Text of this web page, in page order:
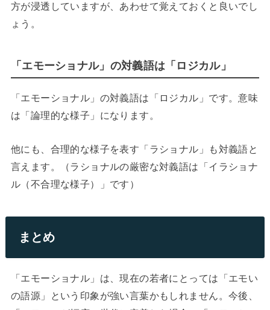
方が浸透していますが、あわせて覚えておくと良いでし
ょう。
「エモーショナル」の対義語は「ロジカル」
「エモーショナル」の対義語は「ロジカル」です。意味
は「論理的な様子」になります。
他にも、合理的な様子を表す「ラショナル」も対義語と
言えます。（ラショナルの厳密な対義語は「イラショナ
ル（不合理な様子）」です）
まとめ
「エモーショナル」は、現在の若者にとっては「エモい
の語源」という印象が強い言葉かもしれません。今後、